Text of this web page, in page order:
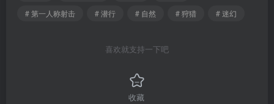
# 第一人称射击
# 潜行 # 自然 # 狩猎 # 迷幻
喜欢就支持一下吧
收藏